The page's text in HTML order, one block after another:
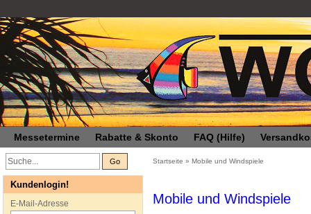
Messetermine Rabatte & Skonto FAQ (Hilfe)
Go Startseite » Mobile und Windspiele
Mobile und Windspiele
Kundenlogin!
E-Mail-Adresse